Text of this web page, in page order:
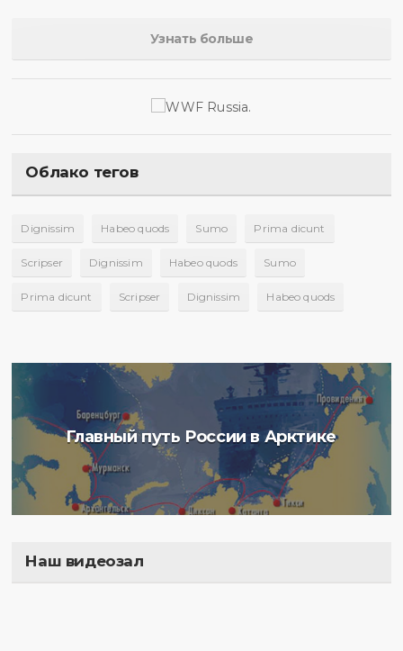
Узнать больше
Облако тегов
Dignissim Habeo quods Sumo Prima dicunt
Scripser Dignissim Habeo quods Sumo
Prima dicunt Scripser Dignissim Habeo quods
Главный путь России в Арктике
Наш видеозал